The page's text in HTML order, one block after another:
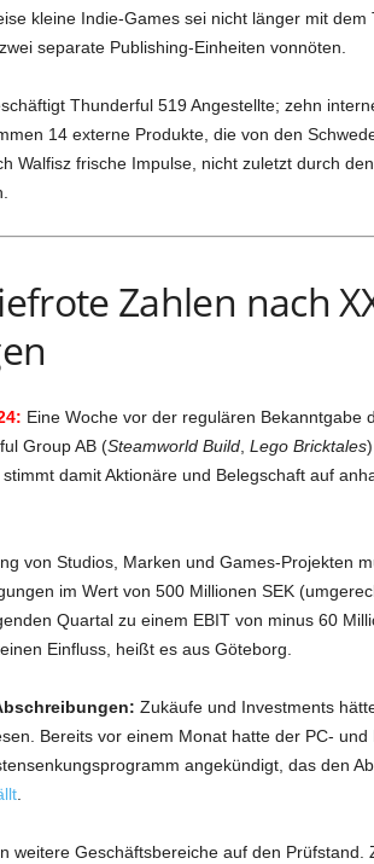
kleine Indie-Games sei nicht länger mit dem
separate Publishing-Einheiten vonnöten.
Thunderful 519 Angestellte; zehn
14 externe Produkte, die von den
Walfisz frische Impulse, nicht zuletzt durch
Zahlen nach
Eine Woche vor der regulären Bekanntgabe
Group AB (Steamworld Build, Lego Bricktales)
damit Aktionäre und Belegschaft auf
von Studios, Marken und Games-Projekten
im Wert von 500 Millionen SEK
Quartal zu einem EBIT von minus 60
Einfluss, heißt es aus Göteborg.
Zukäufe und Investments
Bereits vor einem Monat hatte der PC- und
angekündigt, das den
.
weitere Geschäftsbereiche auf den Prüfstand.